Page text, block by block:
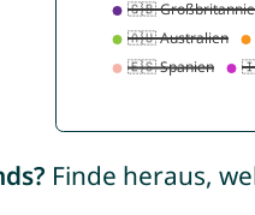
Finde heraus,